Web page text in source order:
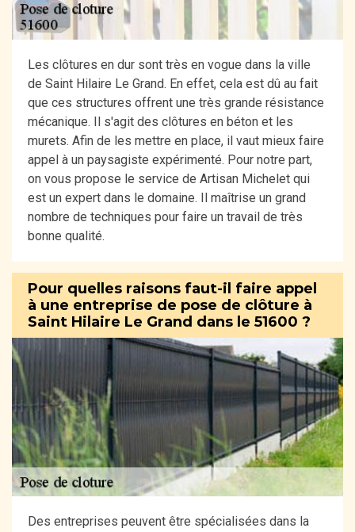
Les clôtures en dur sont très en vogue dans la ville
de Saint Hilaire Le Grand. En effet, cela est dû au fait
que ces structures offrent une très grande résistance
mécanique. Il s'agit des clôtures en béton et les
murets. Afin de les mettre en place, il vaut mieux faire
appel à un paysagiste expérimenté. Pour notre part,
on vous propose le service de Artisan Michelet qui
est un expert dans le domaine. Il maîtrise un grand
nombre de techniques pour faire un travail de très
bonne qualité.
Pour quelles raisons faut-il faire appel
à une entreprise de pose de clôture à
Saint Hilaire Le Grand dans le 51600 ?
Des entreprises peuvent être spécialisées dans la